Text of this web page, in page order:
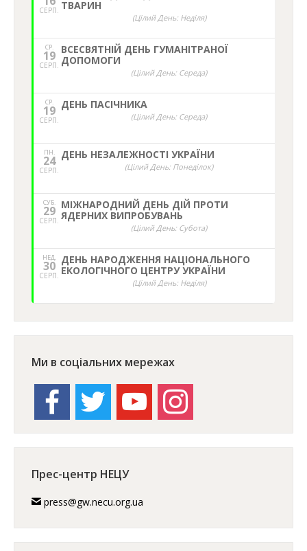
СЕРП. ТВАРИН
(Цілий День: Неділя)
СР.
19
СЕРП.
ВСЕСВЯТНІЙ ДЕНЬ ГУМАНІТРАНОЇ
ДОПОМОГИ
(Цілий День: Середа)
СР.
19
СЕРП.
ДЕНЬ ПАСІЧНИКА
(Цілий День: Середа)
ПН.
24
СЕРП.
ДЕНЬ НЕЗАЛЕЖНОСТІ УКРАЇНИ
(Цілий День: Понеділок)
СУБ.
29
СЕРП.
МІЖНАРОДНИЙ ДЕНЬ ДІЙ ПРОТИ
ЯДЕРНИХ ВИПРОБУВАНЬ
(Цілий День: Субота)
НЕД,
30
СЕРП.
ДЕНЬ НАРОДЖЕННЯ НАЦІОНАЛЬНОГО
ЕКОЛОГІЧНОГО ЦЕНТРУ УКРАЇНИ
(Цілий День: Неділя)
Ми в соціальних мережах
facebook twitter youtube instagram
Прес-центр НЕЦУ
press@gw.necu.org.ua